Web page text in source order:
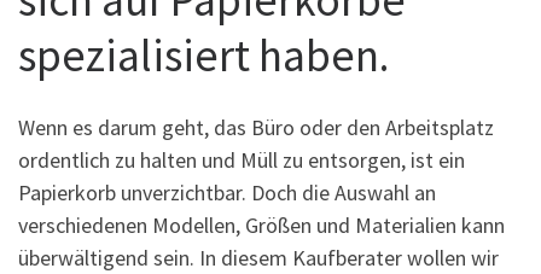
spezialisiert haben.
Wenn es darum geht, das Büro oder den Arbeitsplatz
ordentlich zu halten und Müll zu entsorgen, ist ein
Papierkorb unverzichtbar. Doch die Auswahl an
verschiedenen Modellen, Größen und Materialien kann
überwältigend sein. In diesem Kaufberater wollen wir